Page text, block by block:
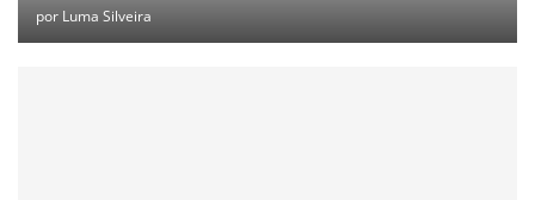
por Luma Silveira